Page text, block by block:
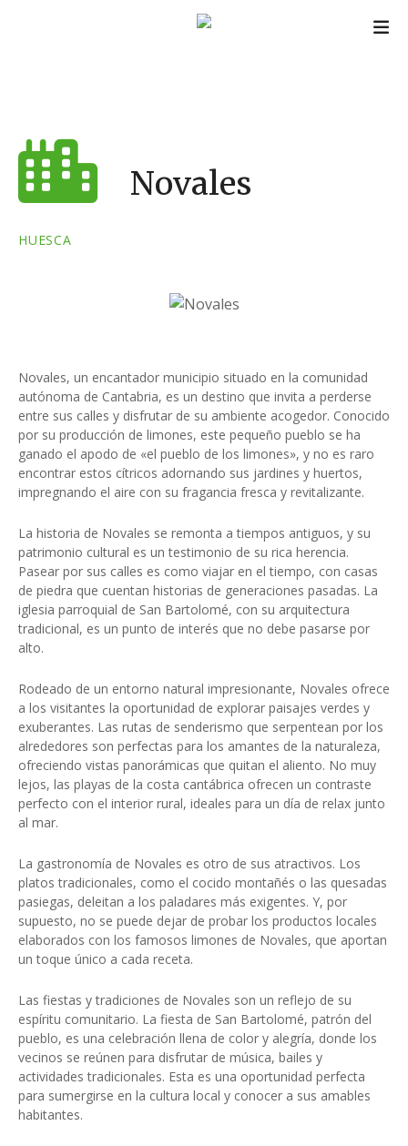
Novales
HUESCA
Novales, un encantador municipio situado en la comunidad
autónoma de Cantabria, es un destino que invita a perderse
entre sus calles y disfrutar de su ambiente acogedor. Conocido
por su producción de limones, este pequeño pueblo se ha
ganado el apodo de «el pueblo de los limones», y no es raro
encontrar estos cítricos adornando sus jardines y huertos,
impregnando el aire con su fragancia fresca y revitalizante.
La historia de Novales se remonta a tiempos antiguos, y su
patrimonio cultural es un testimonio de su rica herencia.
Pasear por sus calles es como viajar en el tiempo, con casas
de piedra que cuentan historias de generaciones pasadas. La
iglesia parroquial de San Bartolomé, con su arquitectura
tradicional, es un punto de interés que no debe pasarse por
alto.
Rodeado de un entorno natural impresionante, Novales ofrece
a los visitantes la oportunidad de explorar paisajes verdes y
exuberantes. Las rutas de senderismo que serpentean por los
alrededores son perfectas para los amantes de la naturaleza,
ofreciendo vistas panorámicas que quitan el aliento. No muy
lejos, las playas de la costa cantábrica ofrecen un contraste
perfecto con el interior rural, ideales para un día de relax junto
al mar.
La gastronomía de Novales es otro de sus atractivos. Los
platos tradicionales, como el cocido montañés o las quesadas
pasiegas, deleitan a los paladares más exigentes. Y, por
supuesto, no se puede dejar de probar los productos locales
elaborados con los famosos limones de Novales, que aportan
un toque único a cada receta.
Las fiestas y tradiciones de Novales son un reflejo de su
espíritu comunitario. La fiesta de San Bartolomé, patrón del
pueblo, es una celebración llena de color y alegría, donde los
vecinos se reúnen para disfrutar de música, bailes y
actividades tradicionales. Esta es una oportunidad perfecta
para sumergirse en la cultura local y conocer a sus amables
habitantes.